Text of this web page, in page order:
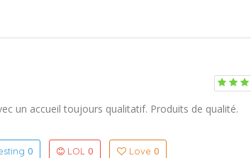
un accueil toujours qualitatif. Produits de qualité.
0 LOL 0 Love 0